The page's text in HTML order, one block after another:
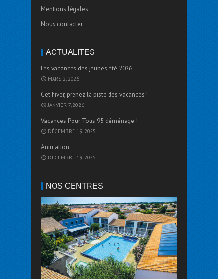
Mentions légales
Nous contacter
ACTUALITÉS
Les vacances des jeunes été 2026
MARS 2, 2026
Cet hiver, prenez la piste des vacances !
JANVIER 7, 2026
Vacances Pour Tous 95 déménage !
DÉCEMBRE 19, 2025
Animation
DÉCEMBRE 19, 2025
NOS CENTRES